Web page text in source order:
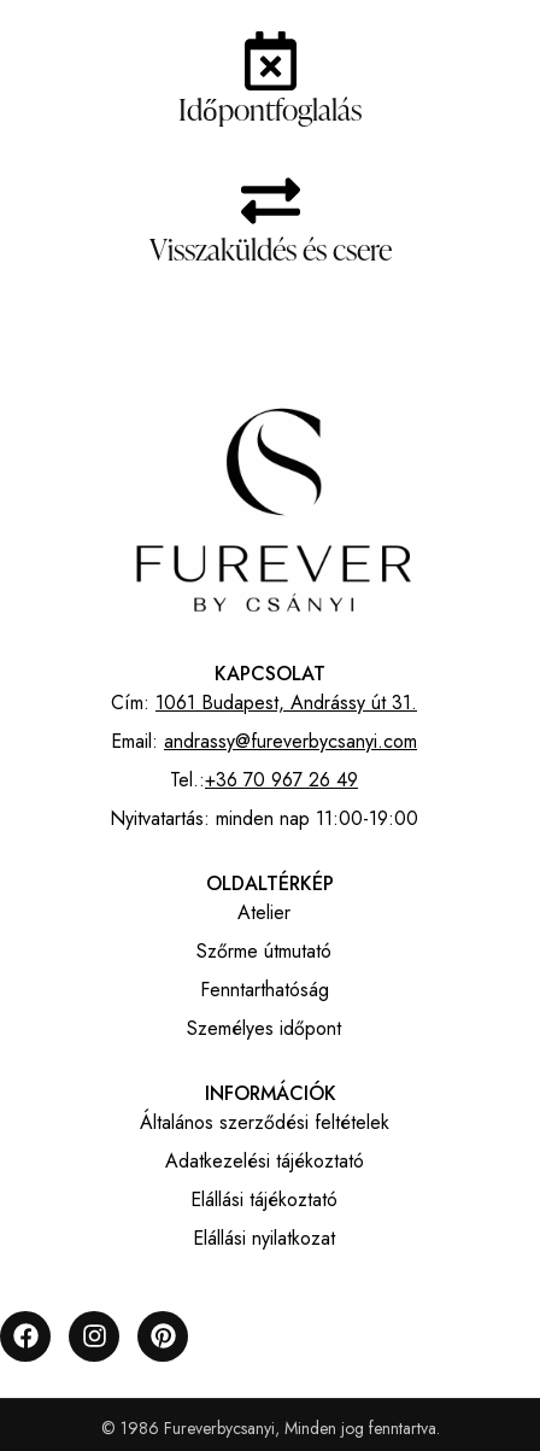
Időpontfoglalás
Visszaküldés és csere
KAPCSOLAT
Cím: 1061 Budapest, Andrássy út 31.
Email: andrassy@fureverbycsanyi.com
Tel.:+36 70 967 26 49
Nyitvatartás: minden nap 11:00-19:00
OLDALTÉRKÉP
Atelier
Szőrme útmutató
Fenntarthatóság
Személyes időpont
INFORMÁCIÓK
Általános szerződési feltételek
Adatkezelési tájékoztató
Elállási tájékoztató
Elállási nyilatkozat
© 1986 Fureverbycsanyi, Minden jog fenntartva.